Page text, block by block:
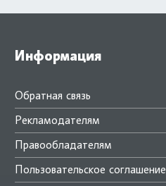
Информация
Обратная связь
Рекламодателям
Правообладателям
Пользовательское соглашение